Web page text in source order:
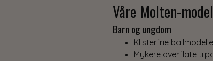
Våre Molten-
Barn og ungdom
Klisterfrie
Mykere overflate